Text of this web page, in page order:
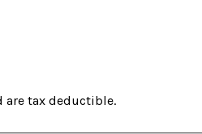
tax deductible.